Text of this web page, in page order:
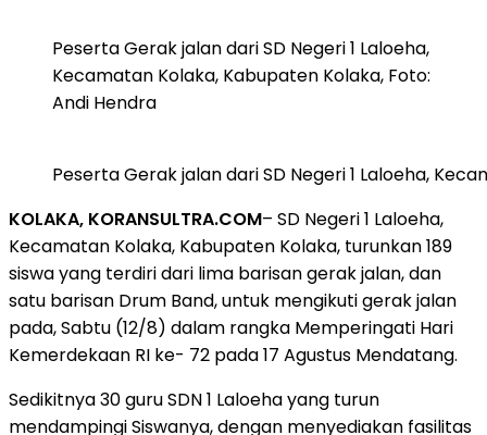
Peserta Gerak jalan dari SD Negeri 1 Laloeha,
Kecamatan Kolaka, Kabupaten Kolaka, Foto:
Andi Hendra
Peserta Gerak jalan dari SD Negeri 1 Laloeha,
KOLAKA, KORANSULTRA.COM– SD Negeri 1 Laloeha,
Kecamatan Kolaka, Kabupaten Kolaka, turunkan 189
siswa yang terdiri dari lima barisan gerak jalan, dan
satu barisan Drum Band, untuk mengikuti gerak jalan
pada, Sabtu (12/8) dalam rangka Memperingati Hari
Kemerdekaan RI ke- 72 pada 17 Agustus Mendatang.
Sedikitnya 30 guru SDN 1 Laloeha yang turun
mendampingi Siswanya, dengan menyediakan fasilitas